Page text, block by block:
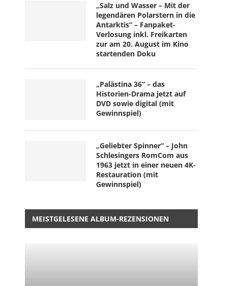
„Salz und Wasser – Mit der
legendären Polarstern in die
Antarktis“ – Fanpaket-
Verlosung inkl. Freikarten
zur am 20. August im Kino
startenden Doku
„Palästina 36“ – das
Historien-Drama jetzt auf
DVD sowie digital (mit
Gewinnspiel)
„Geliebter Spinner“ – John
Schlesingers RomCom aus
1963 jetzt in einer neuen 4K-
Restauration (mit
Gewinnspiel)
MEISTGELESENE ALBUM-REZENSIONEN